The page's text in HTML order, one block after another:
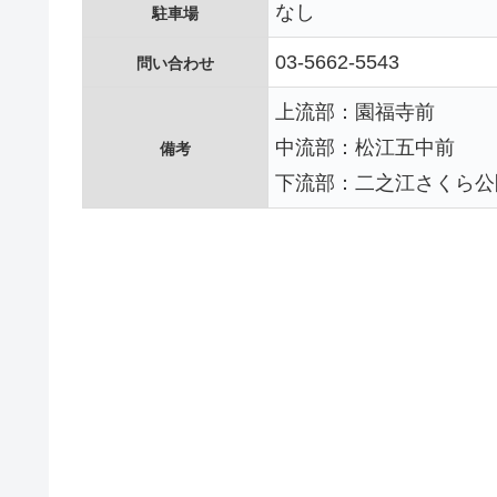
駐車場 なし
問い合わせ 03-5662-5543
備考
上流部：園福寺前
中流部：松江五中前
下流部：二之江さくら